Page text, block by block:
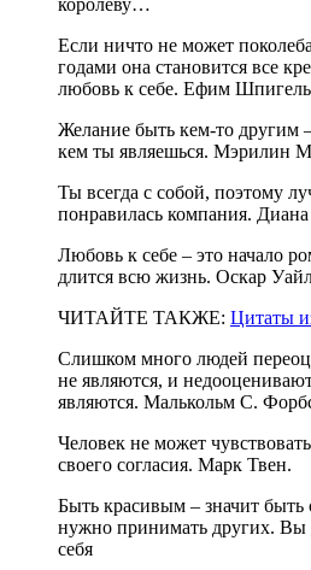
Если ничто не может
годами она становится все
любовь к себе. Ефим
Желание быть кем-то другим –
кем ты являешься. Мэрилин
Ты всегда с собой, поэтому
понравилась компания.
Любовь к себе – это начало
длится всю жизнь. Оскар
ЧИТАЙТЕ ТАКЖЕ: Цитаты
Слишком много людей
не являются, и
являются. Малькольм С.
Человек не может
своего согласия. Марк Твен.
Быть красивым – значит
нужно принимать других.
себя